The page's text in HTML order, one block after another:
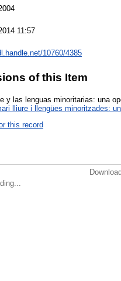
11:57
10760/4385
of this Item
y las lenguas minoritarias: una
lliure i llengües minoritzades:
this record